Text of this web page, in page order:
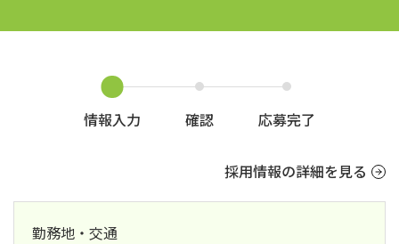
情報入力 確認 応募完了
採用情報の詳細を見る
勤務地・交通